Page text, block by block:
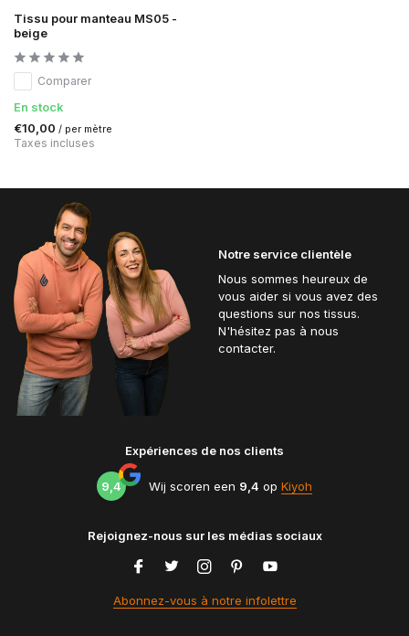
Tissu pour manteau MS05 -
beige
Comparer
En stock
€10,00 / per mètre
Taxes incluses
Notre service clientèle
Nous sommes heureux de
vous aider si vous avez des
questions sur nos tissus.
N'hésitez pas à nous
contacter.
Expériences de nos clients
9,4 Wij scoren een 9,4 op Kiyoh
Rejoignez-nous sur les médias sociaux
Abonnez-vous à notre infolettre